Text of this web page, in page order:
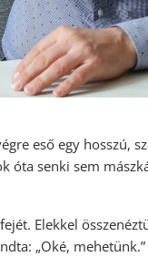
eső egy hosszú,
óta senki sem
Elekkel
„Oké,